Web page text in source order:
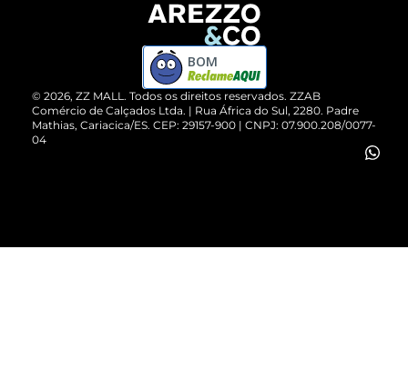
ZZ MALL é confiável
Cartão Presente
Vendas Corporativas
Devolução do Produto
Compre pelo WhatsApp
© 2026, ZZ MALL. Todos os direitos reservados. ZZAB
Comércio de Calçados Ltda. | Rua África do Sul, 2280. Padre
Mathias, Cariacica/ES. CEP: 29157-900 | CNPJ: 07.900.208/0077-
04
BOM